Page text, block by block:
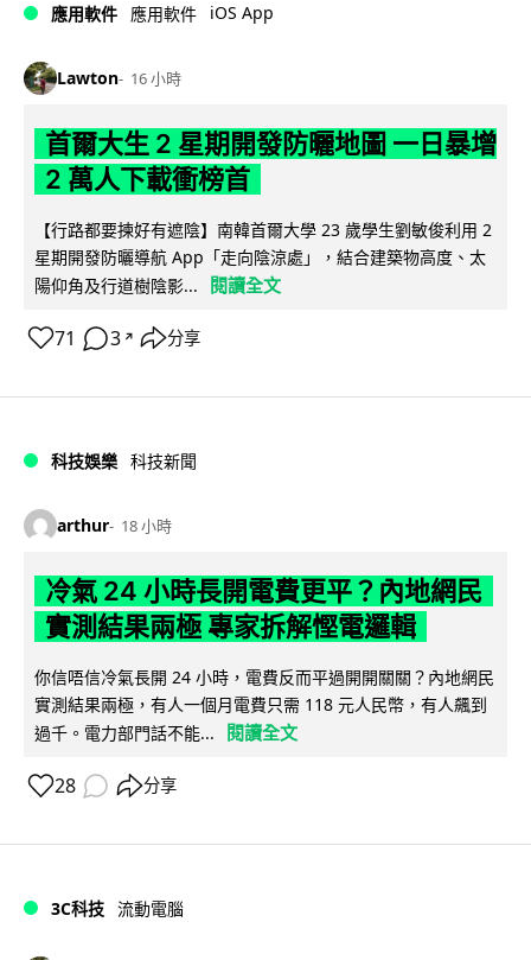
應用軟件 應用軟件 iOS App
Lawton 16 小時
首爾大生 2 星期開發防曬地圖 一日暴增
2 萬人下載衝榜首
【行路都要揀好有遮陰】南韓首爾大學 23 歲學生劉敏俊利用 2
星期開發防曬導航 App「走向陰涼處」，結合建築物高度、太
陽仰角及行道樹陰影...
閱讀全文
71 3 ↗ 分享
科技娛樂 科技新聞
arthur 18 小時
冷氣 24 小時長開電費更平？內地網民
實測結果兩極 專家拆解慳電邏輯
你信唔信冷氣長開 24 小時，電費反而平過開開關關？內地網民
實測結果兩極，有人一個月電費只需 118 元人民幣，有人飆到
過千。電力部門話不能...
閱讀全文
28 分享
3C科技 流動電腦